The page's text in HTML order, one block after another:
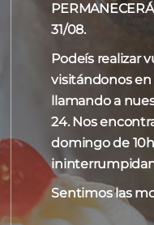
Chocolate trufado
31/08.
Podeís realizar
visitándonos
llamando a
24. Nos
domingo de
Sentimos las